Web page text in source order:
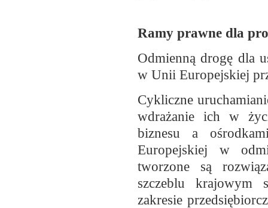
Ramy prawne dla
Odmienną drogę dla
w Unii Europejskiej
Cykliczne
wdrażanie ich w
biznesu a
Europejskiej w
tworzone są
szczeblu krajowym
zakresie